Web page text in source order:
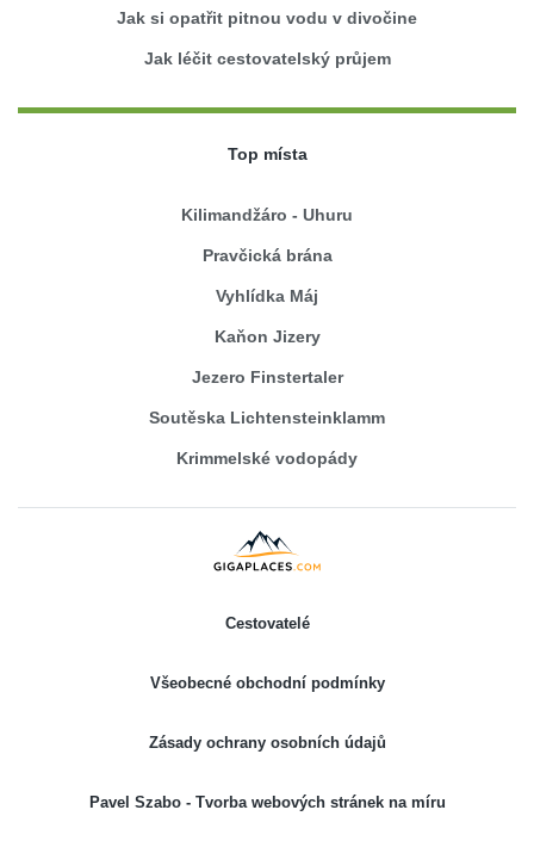
Jak si opatřit pitnou vodu v divočine
Jak léčit cestovatelský průjem
Top místa
Kilimandžáro - Uhuru
Pravčická brána
Vyhlídka Máj
Kaňon Jizery
Jezero Finstertaler
Soutěska Lichtensteinklamm
Krimmelské vodopády
Cestovatelé
Všeobecné obchodní podmínky
Zásady ochrany osobních údajů
Pavel Szabo - Tvorba webových stránek na míru